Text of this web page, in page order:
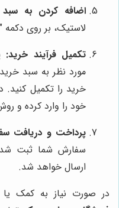
اضافه کردن به
لاستیک، بر روی
تکمیل فرآیند خرید:
مورد نظر به سبد
خرید را تکمیل
خود را وارد کرده و
پرداخت و دریافت
سفارش شما ثبت
ارسال خواهد شد.
در صورت نیاز به کمک یا